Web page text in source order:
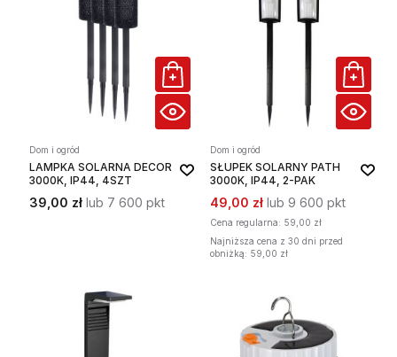
Dom i ogród
LAMPKA SOLARNA DECOR
3000K, IP44, 4SZT
39,00 zł lub 7 600 pkt
Dom i ogród
SŁUPEK SOLARNY PATH
3000K, IP44, 2-PAK
49,00 zł lub 9 600 pkt
Cena regularna: 59,00 zł
Najniższa cena z 30 dni przed
obniżką: 59,00 zł